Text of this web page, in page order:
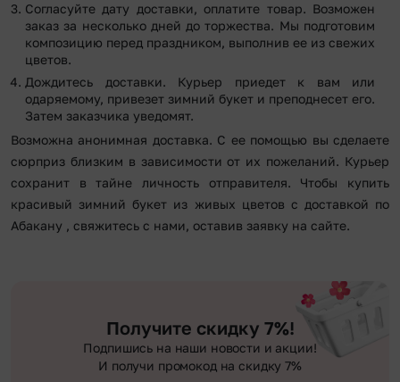
Согласуйте дату доставки, оплатите товар. Возможен
заказ за несколько дней до торжества. Мы подготовим
композицию перед праздником, выполнив ее из свежих
цветов.
Дождитесь доставки. Курьер приедет к вам или
одаряемому, привезет зимний букет и преподнесет его.
Затем заказчика уведомят.
Возможна анонимная доставка. С ее помощью вы сделаете
сюрприз близким в зависимости от их пожеланий. Курьер
сохранит в тайне личность отправителя. Чтобы купить
красивый зимний букет из живых цветов с доставкой по
Абакану , свяжитесь с нами, оставив заявку на сайте.
Получите скидку 7%!
Подпишись на наши новости и акции!
И получи промокод на скидку 7%